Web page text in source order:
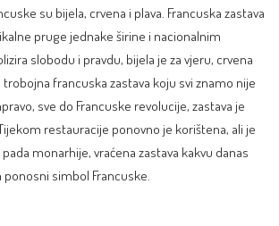
su bijela, crvena i plava. Francuska zastava
pruge jednake širine i nacionalnim
slobodu i pravdu, bijela je za vjeru, crvena
francuska zastava koju svi znamo nije
sve do Francuske revolucije, zastava je
restauracije ponovno je korištena, ali je
monarhije, vraćena zastava kakvu danas
simbol Francuske.